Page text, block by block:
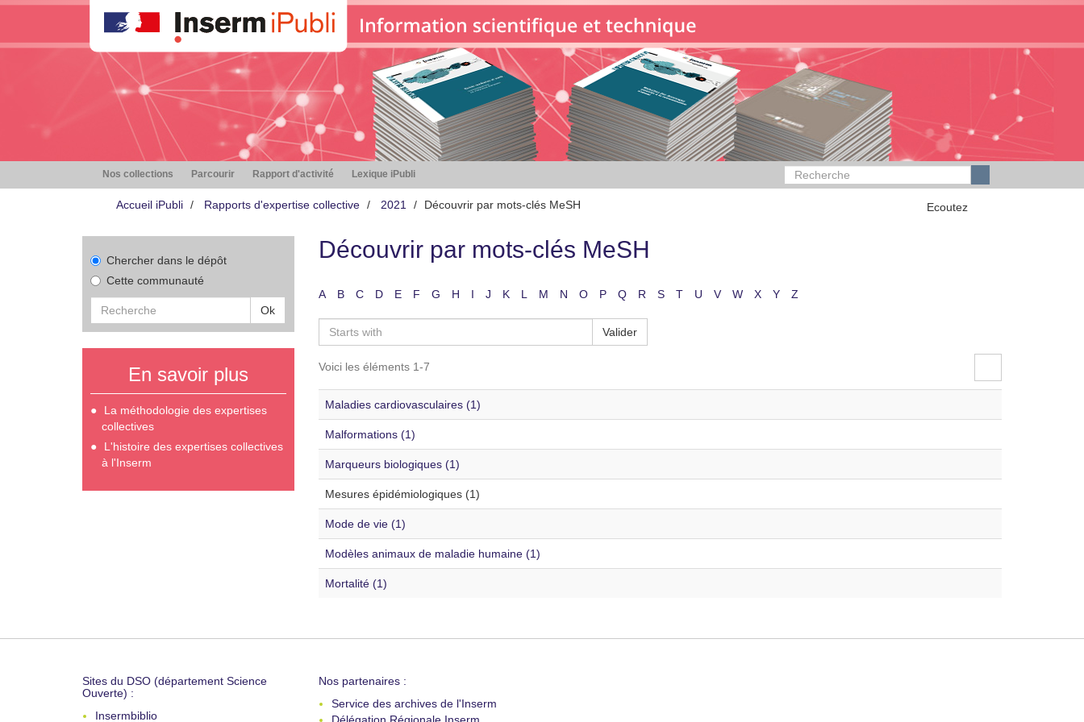
Nos collections Parcourir Rapport d'activité Lexique iPubli
Accueil iPubli Rapports d'expertise collective 2021 Découvrir par mots-clés MeSH Ecoutez
Chercher dans le dépôt
Cette communauté
Ok
En savoir plus
La méthodologie des expertises
collectives
L'histoire des expertises collectives
à l'Inserm
Découvrir par mots-clés MeSH
A B C D E F G H I J K L M N O P Q R S T U V W X Y Z
Valider
Voici les éléments 1-7
Maladies cardiovasculaires (1)
Malformations (1)
Marqueurs biologiques (1)
Mesures épidémiologiques (1)
Mode de vie (1)
Modèles animaux de maladie humaine (1)
Mortalité (1)
Sites du DSO (département Science
Ouverte) :
Insermbiblio
Nos partenaires :
Service des archives de l'Inserm